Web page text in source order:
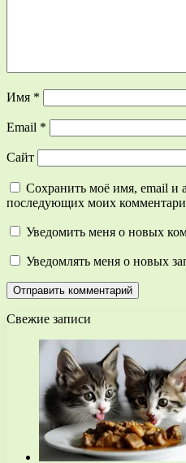
Имя *
Email *
Сайт
Сохранить моё имя, email и
последующих моих
Уведомить меня о новых
Уведомлять меня о новых
Свежие записи